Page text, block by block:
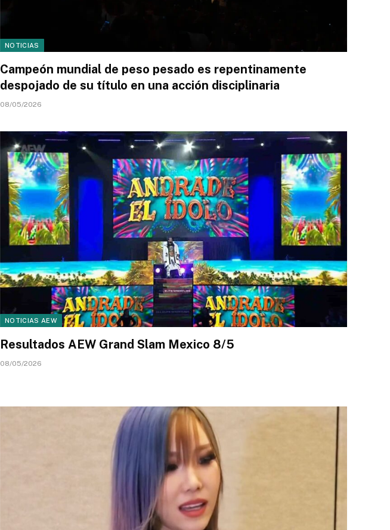
NOTICIAS
Campeón mundial de peso pesado es repentinamente
despojado de su título en una acción disciplinaria
08/05/2026
NOTICIAS AEW
Resultados AEW Grand Slam Mexico 8/5
08/05/2026